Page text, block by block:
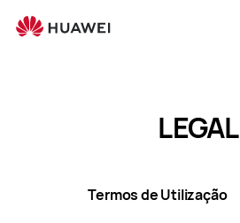
LEGAL
Termos de Utilização